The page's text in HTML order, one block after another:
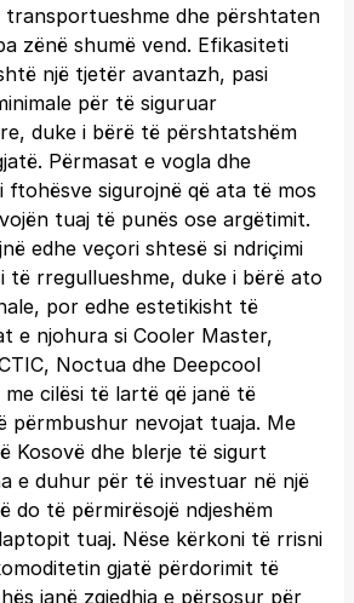
transportueshme dhe përshtaten
zënë shumë vend. Efikasiteti
një tjetër avantazh, pasi
për të siguruar
duke i bërë të përshtatshëm
Përmasat e vogla dhe
ftohësve sigurojnë që ata të mos
tuaj të punës ose argëtimit.
edhe veçori shtesë si ndriçimi
të rregullueshme, duke i bërë ato
por edhe estetikisht të
e njohura si Cooler Master,
Noctua dhe Deepcool
cilësi të lartë që janë të
përmbushur nevojat tuaja. Me
Kosovë dhe blerje të sigurt
e duhur për të investuar në një
do të përmirësojë ndjeshëm
tuaj. Nëse kërkoni të rrisni
gjatë përdorimit të
janë zgjedhja e përsosur për